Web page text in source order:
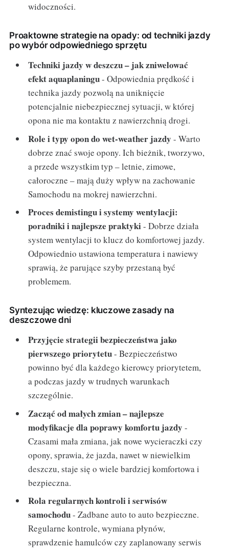
widoczności.
Proaktowne strategie na opady: od techniki jazdy
po wybór odpowiedniego sprzętu
Techniki jazdy w deszczu – jak zniwelować
efekt aquaplaningu- Odpowiednia prędkość i
technika jazdy pozwolą na uniknięcie
potencjalnie niebezpiecznej sytuacji, w której
opona nie ma kontaktu z nawierzchnią drogi.
Role i typy opon do wet-weather jazdy - Warto
dobrze znać swoje opony. Ich bieżnik, tworzywo,
a przede wszystkim typ – letnie, zimowe,
całoroczne – mają duży wpływ na zachowanie
Samochodu na mokrej nawierzchni.
Proces demistingu i systemy wentylacji:
poradniki i najlepsze praktyki- Dobrze działa
system wentylacji to klucz do komfortowej jazdy.
Odpowiednio ustawiona temperatura i nawiewy
sprawią, że parujące szyby przestaną być
problemem.
Syntezując wiedzę: kluczowe zasady na
deszczowe dni
Przyjęcie strategii bezpieczeństwa jako
pierwszego priorytetu- Bezpieczeństwo
powinno być dla każdego kierowcy priorytetem,
a podczas jazdy w trudnych warunkach
szczególnie.
Zacząć od małych zmian – najlepsze
modyfikacje dla poprawy komfortu jazdy -
Czasami mała zmiana, jak nowe wycieraczki czy
opony, sprawia, że jazda, nawet w niewielkim
deszczu, staje się o wiele bardziej komfortowa i
bezpieczna.
Rola regularnych kontroli i serwisów
samochodu- Zadbane auto to auto bezpieczne.
Regularne kontrole, wymiana płynów,
sprawdzenie hamulców czy zaplanowany serwis